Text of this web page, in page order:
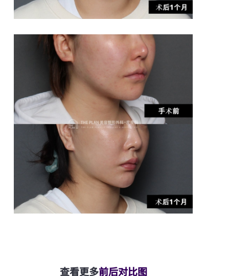
查看更多前后对比图